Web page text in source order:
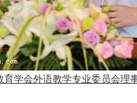
育学会外语教学专业委员会理